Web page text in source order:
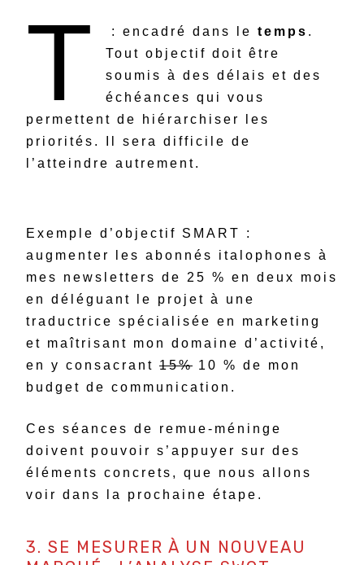
T : encadré dans letemps .
Tout objectif doit être
soumis à des délais et des
échéances qui vous
permettent de hiérarchiser les
priorités. Il sera difficile de
l’atteindre autrement.
Exemple d’objectif SMART :
augmenter les abonnés italophones à
mes newsletters de 25 % en deux mois
en déléguant le projet à une
traductrice spécialisée en marketing
et maîtrisant mon domaine d’activité,
en y consacrant 15% 10 % de mon
budget de communication.
Ces séances de remue-méninge
doivent pouvoir s’appuyer sur des
éléments concrets, que nous allons
voir dans la prochaine étape.
3. SE MESURER À UN NOUVEAU